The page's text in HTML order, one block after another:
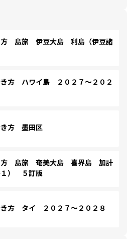
方 島旅 伊豆大島 利島（伊豆諸
方 ハワイ島 ２０２７～２０２
方 墨田区
方 島旅 奄美大島 喜界島 加計
１） ５訂版
方 タイ ２０２７～２０２８